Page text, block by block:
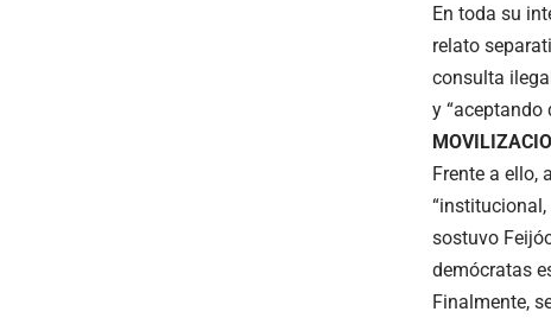
En toda su
relato
consulta
y “aceptando
Frente a ello,
sostuvo
demócratas
Finalmente,